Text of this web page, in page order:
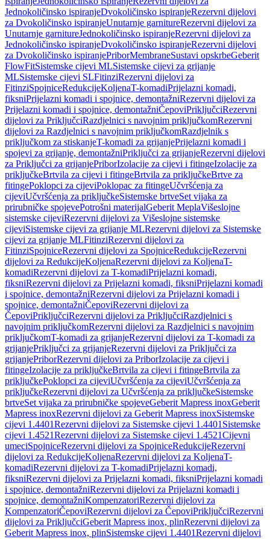
Jednokoličinsko ispiranjeDvokoličinsko ispiranjeRezervni dijelovi
za Dvokoličinsko ispiranjeUnutarnje garnitureRezervni dijelovi za
Unutarnje garnitureJednokoličinsko ispiranjeRezervni dijelovi za
Jednokoličinsko ispiranjeDvokoličinsko ispiranjeRezervni dijelovi
za Dvokoličinsko ispiranjePriborMembraneSustavi opskrbeGeberit
FlowFitSistemske cijevi MLSistemske cijevi za grijanje
MLSistemske cijevi SLFitinziRezervni dijelovi za
FitinziSpojniceRedukcijeKoljenaT-komadiPrijelazni komadi,
fiksniPrijelazni komadi i spojnice, demontažniRezervni dijelovi za
Prijelazni komadi i spojnice, demontažniČepoviPriključciRezervni
dijelovi za PriključciRazdjelnici s navojnim priključkomRezervni
dijelovi za Razdjelnici s navojnim priključkomRazdjelnik s
priključkom za stiskanjeT-komadi za grijanjePrijelazni komadi i
spojevi za grijanje, demontažniPriključci za grijanjeRezervni dijelovi
za Priključci za grijanjePriborIzolacije za cijevi i fitingeIzolacije za
priključkeBrtvila za cijevi i fitingeBrtvila za priključkeBrtve za
fitingePoklopci za cijeviPoklopac za fitingeUčvršćenja za
cijeviUčvršćenja za priključkeSistemske brtveSet vijaka za
prirubničke spojevePotrošni materijalGeberit MeplaVišeslojne
sistemske cijeviRezervni dijelovi za Višeslojne sistemske
cijeviSistemske cijevi za grijanje MLRezervni dijelovi za Sistemske
cijevi za grijanje MLFitinziRezervni dijelovi za
FitinziSpojniceRezervni dijelovi za SpojniceRedukcijeRezervni
dijelovi za RedukcijeKoljenaRezervni dijelovi za KoljenaT-
komadiRezervni dijelovi za T-komadiPrijelazni komadi,
fiksniRezervni dijelovi za Prijelazni komadi, fiksniPrijelazni komadi
i spojnice, demontažniRezervni dijelovi za Prijelazni komadi i
spojnice, demontažniČepoviRezervni dijelovi za
ČepoviPriključciRezervni dijelovi za PriključciRazdjelnici s
navojnim priključkomRezervni dijelovi za Razdjelnici s navojnim
priključkomT-komadi za grijanjeRezervni dijelovi za T-komadi za
grijanjePriključci za grijanjeRezervni dijelovi za Priključci za
grijanjePriborRezervni dijelovi za PriborIzolacije za cijevi i
fitingeIzolacije za priključkeBrtvila za cijevi i fitingeBrtvila za
priključkePoklopci za cijeviUčvršćenja za cijeviUčvršćenja za
priključkeRezervni dijelovi za Učvršćenja za priključkeSistemske
brtveSet vijaka za prirubničke spojeveGeberit Mapress inoxGeberit
Mapress inoxRezervni dijelovi za Geberit Mapress inoxSistemske
cijevi 1.4401Rezervni dijelovi za Sistemske cijevi 1.4401 Sistemske
cijevi 1.4521Rezervni dijelovi za Sistemske cijevi 1.4521Cijevni
umeciSpojniceRezervni dijelovi za SpojniceRedukcijeRezervni
dijelovi za RedukcijeKoljenaRezervni dijelovi za KoljenaT-
komadiRezervni dijelovi za T-komadiPrijelazni komadi,
fiksniRezervni dijelovi za Prijelazni komadi, fiksniPrijelazni komadi
i spojnice, demontažniRezervni dijelovi za Prijelazni komadi i
spojnice, demontažniKompenzatoriRezervni dijelovi za
KompenzatoriČepoviRezervni dijelovi za ČepoviPriključciRezervni
dijelovi za PriključciGeberit Mapress inox, plinRezervni dijelovi za
Geberit Mapress inox, plinSistemske cijevi 1.4401Rezervni dijelovi